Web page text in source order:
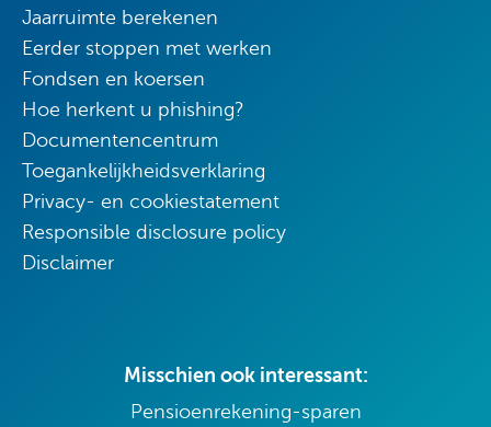
Jaarruimte berekenen
Eerder stoppen met werken
Fondsen en koersen
Hoe herkent u phishing?
Documentencentrum
Toegankelijkheidsverklaring
Privacy- en cookiestatement
Responsible disclosure policy
Disclaimer
Misschien ook interessant:
Pensioenrekening-sparen